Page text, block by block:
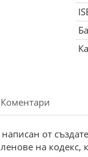
Коментари
от
на кодекс,